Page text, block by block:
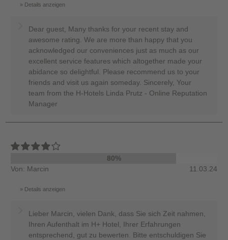
Details anzeigen
Dear guest, Many thanks for your recent stay and
awesome rating. We are more than happy that you
acknowledged our conveniences just as much as our
excellent service features which altogether made your
abidance so delightful. Please recommend us to your
friends and visit us again someday. Sincerely, Your
team from the H-Hotels Linda Prutz - Online Reputation
Manager
80%
Von: Marcin
11.03.24
Details anzeigen
Lieber Marcin, vielen Dank, dass Sie sich Zeit nahmen,
Ihren Aufenthalt im H+ Hotel, Ihrer Erfahrungen
entsprechend, gut zu bewerten. Bitte entschuldigen Sie